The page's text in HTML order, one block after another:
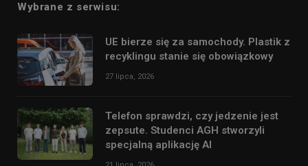
Wybrane z serwisu:
UE bierze się za samochody. Plastik z
recyklingu stanie się obowiązkowy
27 lipca, 2026
Telefon sprawdzi, czy jedzenie jest
zepsute. Studenci AGH stworzyli
specjalną aplikację AI